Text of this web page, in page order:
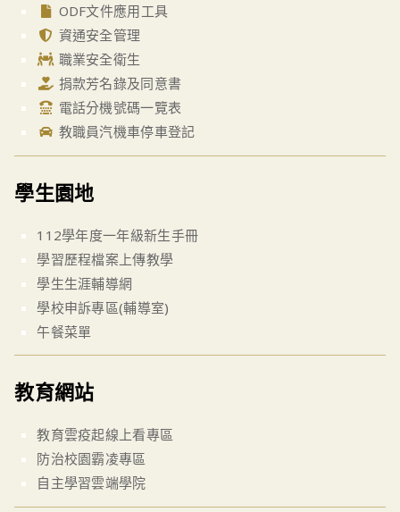
ODF文件應用工具
資通安全管理
職業安全衛生
捐款芳名錄及同意書
電話分機號碼一覽表
教職員汽機車停車登記
學生園地
112學年度一年級新生手冊
學習歷程檔案上傳教學
學生生涯輔導網
學校申訴專區(輔導室)
午餐菜單
教育網站
教育雲疫起線上看專區
防治校園霸凌專區
自主學習雲端學院